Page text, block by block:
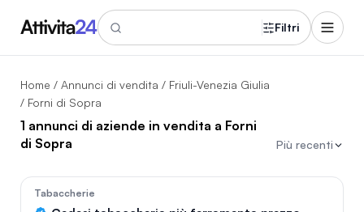
Filtri
Home / Annunci di vendita / Friuli-Venezia Giulia
/ Forni di Sopra
1 annunci di aziende in vendita a Forni
di Sopra
Più recenti
Tabaccherie